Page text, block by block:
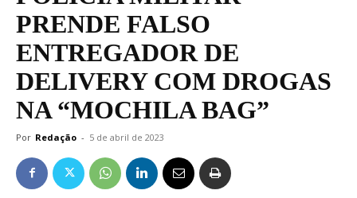
PRENDE FALSO
ENTREGADOR DE
DELIVERY COM DROGAS
NA “MOCHILA BAG”
Por Redação - 5 de abril de 2023